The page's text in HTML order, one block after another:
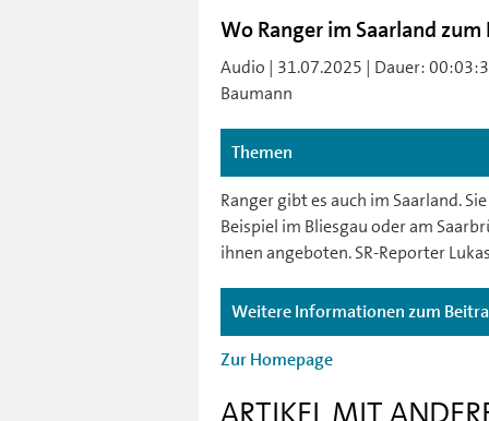
Wo Ranger im Saarland
Audio | 31.07.2025 | Dauer:
Baumann
Themen
Ranger gibt es auch im Saarland.
Beispiel im Bliesgau oder am
ihnen angeboten. SR-Reporter
Weitere Informationen zum
Zur Homepage
ARTIKEL MIT